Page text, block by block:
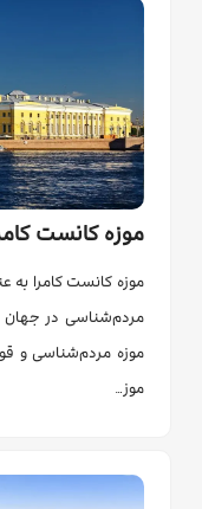
موزه کانست
موزه کانست کامرا به
مردم‌شناسی در جهان
موزه مردم‌شناسی و
موز…